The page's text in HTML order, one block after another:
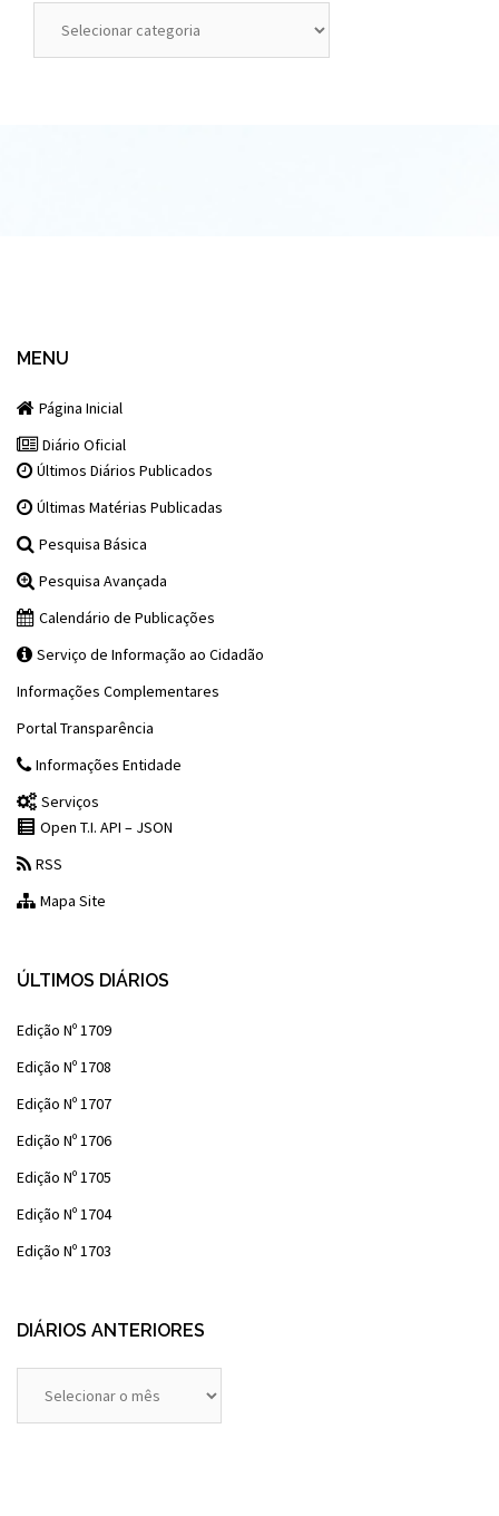
MENU
Página Inicial
Diário Oficial
Últimos Diários Publicados
Últimas Matérias Publicadas
Pesquisa Básica
Pesquisa Avançada
Calendário de Publicações
Serviço de Informação ao Cidadão
Informações Complementares
Portal Transparência
Informações Entidade
Serviços
Open T.I. API – JSON
RSS
Mapa Site
ÚLTIMOS DIÁRIOS
Edição Nº 1709
Edição Nº 1708
Edição Nº 1707
Edição Nº 1706
Edição Nº 1705
Edição Nº 1704
Edição Nº 1703
DIÁRIOS ANTERIORES
Anteriores